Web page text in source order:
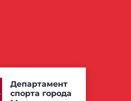
Департамент
спорта города